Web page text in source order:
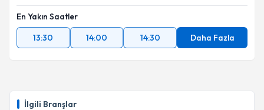
İlgili Branşlar
En Yakın Saatler
13:30
14:00 14:30 Daha Fazla